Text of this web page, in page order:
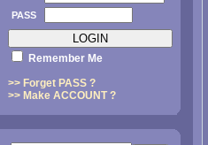
PASS
Remember Me
>> Forget PASS ?
>> Make ACCOUNT ?